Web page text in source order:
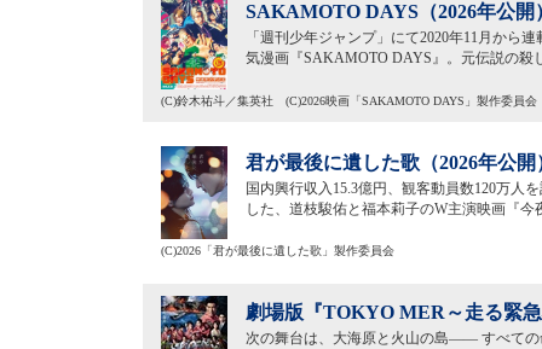
SAKAMOTO DAYS（2026年公開
「週刊少年ジャンプ」にて2020年11月から
気漫画『SAKAMOTO DAYS』。元伝説の殺
(C)鈴木祐斗／集英社 (C)2026映画「SAKAMOTO DAYS」製作委員会
君が最後に遺した歌（2026年公開
国内興行収入15.3億円、観客動員数120万人
した、道枝駿佑と福本莉子のW主演映画『
(C)2026「君が最後に遺した歌」製作委員会
劇場版『TOKYO MER～走る緊
次の舞台は、大海原と火山の島―― すべて